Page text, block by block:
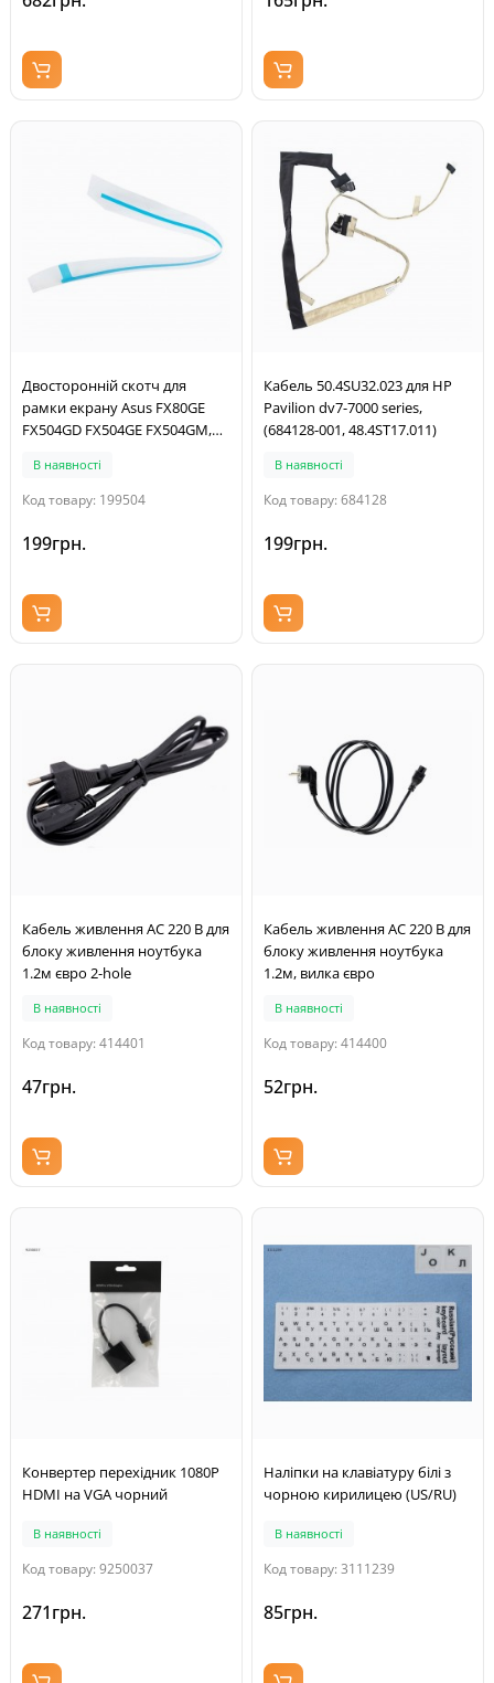
Двосторонній скотч для
рамки екрану Asus FX80GE
FX504GD FX504GE FX504GM,
В наявності
Код товару: 199504
199грн.
Кабель 50.4SU32.023 для HP
Pavilion dv7-7000 series,
(684128-001, 48.4ST17.011)
В наявності
Код товару: 684128
199грн.
Кабель живлення AC 220 В для
блоку живлення ноутбука
1.2м євро 2-hole
В наявності
Код товару: 414401
47грн.
Кабель живлення AC 220 В для
блоку живлення ноутбука
1.2м, вилка євро
В наявності
Код товару: 414400
52грн.
Конвертер перехідник 1080P
HDMI на VGA чорний
В наявності
Код товару: 9250037
271грн.
Наліпки на клавіатуру білі з
чорною кирилицею (US/RU)
В наявності
Код товару: 3111239
85грн.